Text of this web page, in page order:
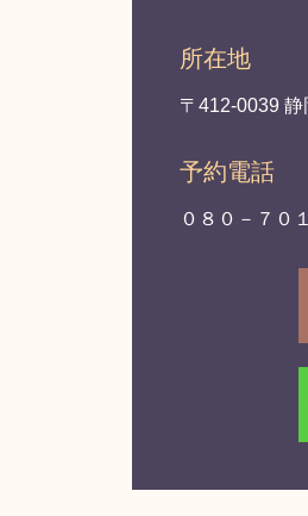
所在地
〒412-0039
予約電話
０８０－７０